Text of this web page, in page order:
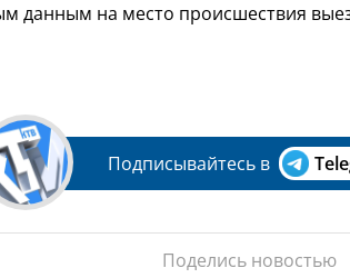
данным на место происшествия
Подписывайтесь в
Поделись новостью